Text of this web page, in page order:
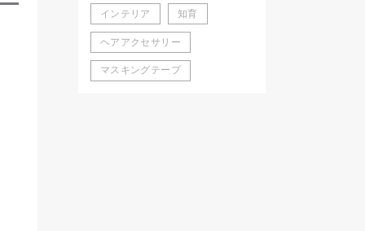
インテリア 知育
ヘアアクセサリー
マスキングテープ